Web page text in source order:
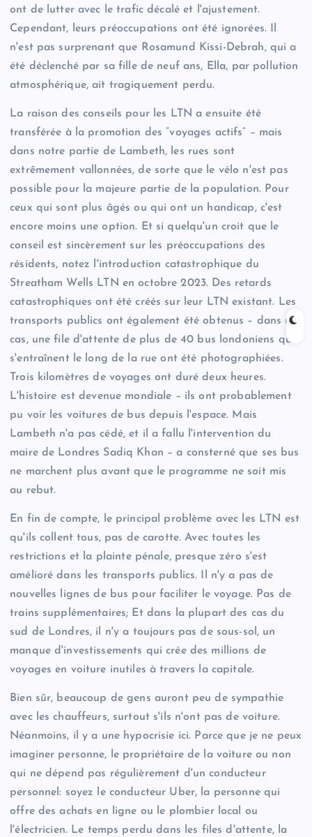
ont de lutter avec le trafic décalé et l'ajustement.
Cependant, leurs préoccupations ont été ignorées. Il
n'est pas surprenant que Rosamund Kissi-Debrah, qui a
été déclenché par sa fille de neuf ans, Ella, par pollution
atmosphérique, ait tragiquement perdu.
La raison des conseils pour les LTN a ensuite été
transférée à la promotion des “voyages actifs” – mais
dans notre partie de Lambeth, les rues sont
extrêmement vallonnées, de sorte que le vélo n'est pas
possible pour la majeure partie de la population. Pour
ceux qui sont plus âgés ou qui ont un handicap, c'est
encore moins une option. Et si quelqu'un croit que le
conseil est sincèrement sur les préoccupations des
résidents, notez l'introduction catastrophique du
Streatham Wells LTN en octobre 2023. Des retards
catastrophiques ont été créés sur leur LTN existant. Les
transports publics ont également été obtenus – dans un
cas, une file d'attente de plus de 40 bus londoniens qui
s'entraînent le long de la rue ont été photographiées.
Trois kilomètres de voyages ont duré deux heures.
L'histoire est devenue mondiale – ils ont probablement
pu voir les voitures de bus depuis l'espace. Mais
Lambeth n'a pas cédé, et il a fallu l'intervention du
maire de Londres Sadiq Khan – a consterné que ses bus
ne marchent plus avant que le programme ne soit mis
au rebut.
En fin de compte, le principal problème avec les LTN est
qu'ils collent tous, pas de carotte. Avec toutes les
restrictions et la plainte pénale, presque zéro s'est
amélioré dans les transports publics. Il n'y a pas de
nouvelles lignes de bus pour faciliter le voyage. Pas de
trains supplémentaires; Et dans la plupart des cas du
sud de Londres, il n'y a toujours pas de sous-sol, un
manque d'investissements qui crée des millions de
voyages en voiture inutiles à travers la capitale.
Bien sûr, beaucoup de gens auront peu de sympathie
avec les chauffeurs, surtout s'ils n'ont pas de voiture.
Néanmoins, il y a une hypocrisie ici. Parce que je ne peux
imaginer personne, le propriétaire de la voiture ou non
qui ne dépend pas régulièrement d'un conducteur
personnel: soyez le conducteur Uber, la personne qui
offre des achats en ligne ou le plombier local ou
l'électricien. Le temps perdu dans les files d'attente, la